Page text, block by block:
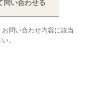
問い合わせる
問い合わせ内容に該当
。